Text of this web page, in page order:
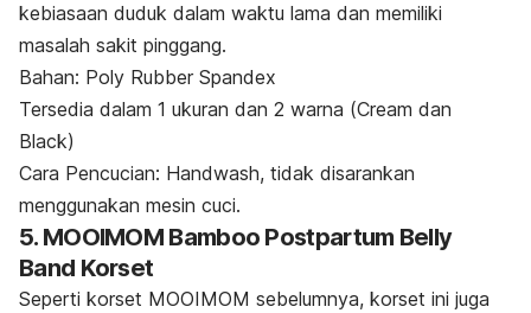
kebiasaan duduk dalam waktu lama dan memiliki
masalah sakit pinggang.
Bahan: Poly Rubber Spandex
Tersedia dalam 1 ukuran dan 2 warna (Cream dan
Black)
Cara Pencucian: Handwash, tidak disarankan
menggunakan mesin cuci.
5. MOOIMOM Bamboo Postpartum Belly
Band Korset
Seperti korset MOOIMOM sebelumnya, korset ini juga